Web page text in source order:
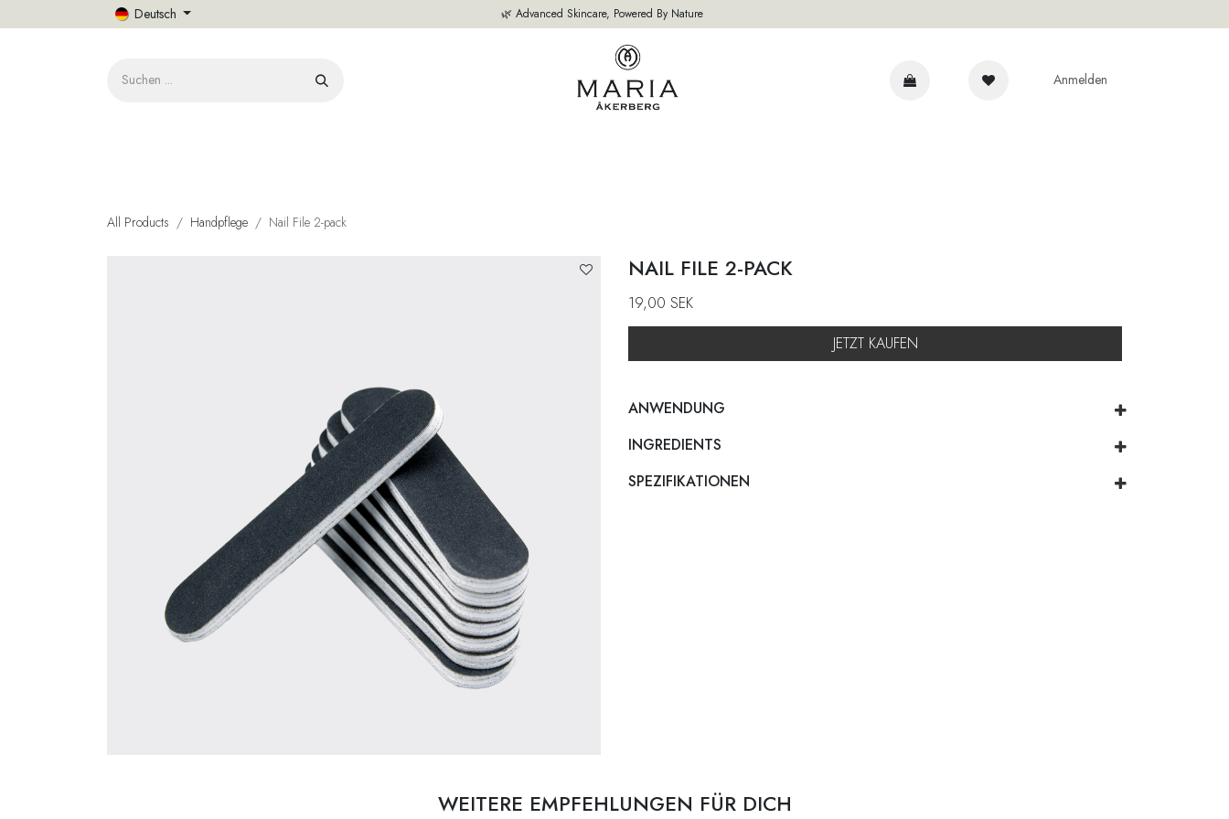
Deutsch 🌿 Advanced Skincare, Powered By Nature
Anmelden
All Products Handpflege Nail File 2-pack
NAIL FILE 2-PACK
19,00 SEK
JETZT KAUFEN
ANWENDUNG
INGREDIENTS
SPEZIFIKATIONEN
WEITERE EMPFEHLUNGEN FÜR DICH